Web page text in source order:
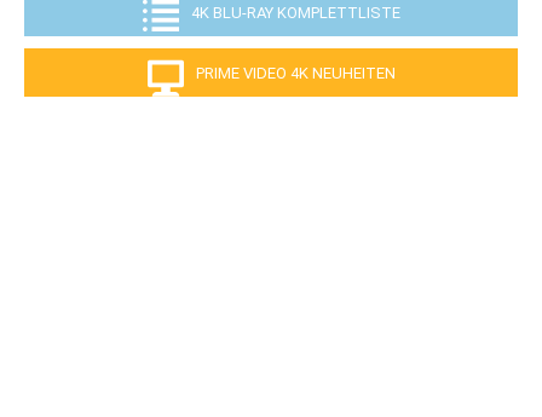
4K BLU-RAY KOMPLETTLISTE
PRIME VIDEO 4K NEUHEITEN